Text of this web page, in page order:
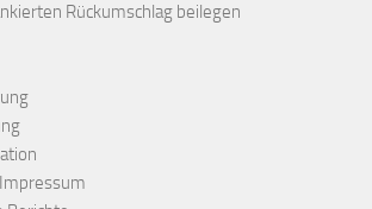
Rückumschlag beilegen